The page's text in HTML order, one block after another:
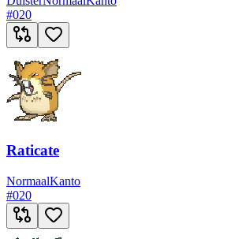
#020
Raticate
NormaalKanto
#020